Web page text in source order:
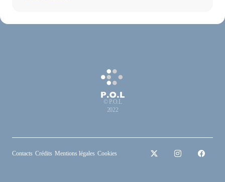
© P.O.L
2022
Contacts Crédits Mentions légales Cookies